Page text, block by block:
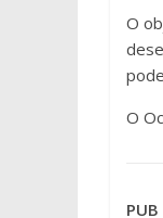
O
O
PUB